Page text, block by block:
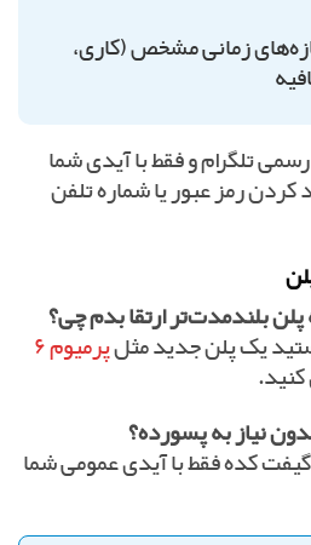
زمانی مشخص (کاری،
تلگرام و فقط با آیدی شما
کردن رمز عبور یا شماره تلفن
بلندمدت‌تر ارتقا بدم چی؟
یک پلن جدید مثل
پرمیوم ۶
کنید.
نیاز به پسورده؟
کده فقط با آیدی عمومی شما